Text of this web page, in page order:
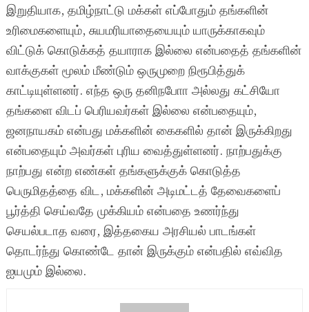
இறுதியாக, தமிழ்நாட்டு மக்கள் எப்போதும் தங்களின்
உரிமைகளையும், சுயமரியாதையையும் யாருக்காகவும்
விட்டுக் கொடுக்கத் தயாராக இல்லை என்பதைத் தங்களின்
வாக்குகள் மூலம் மீண்டும் ஒருமுறை நிரூபித்துக்
காட்டியுள்ளனர். எந்த ஒரு தனிநபாோ அல்லது கட்சியோ
தங்களை விடப் பெரியவர்கள் இல்லை என்பதையும்,
ஜனநாயகம் என்பது மக்களின் கைகளில் தான் இருக்கிறது
என்பதையும் அவர்கள் புரிய வைத்துள்ளனர். நாற்பதுக்கு
நாற்பது என்ற எண்கள் தங்களுக்குக் கொடுத்த
பெருமிதத்தை விட, மக்களின் அடிமட்டத் தேவைகளைப்
பூர்த்தி செய்வதே முக்கியம் என்பதை உணர்ந்து
செயல்படாத வரை, இத்தகைய அரசியல் பாடங்கள்
தொடர்ந்து கொண்டே தான் இருக்கும் என்பதில் எவ்வித
ஐயமும் இல்லை.